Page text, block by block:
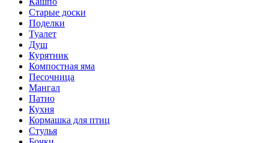
Старые доски
Поделки
Туалет
Душ
Курятник
Компостная яма
Песочница
Мангал
Патио
Кухня
Кормашка для птиц
Стулья